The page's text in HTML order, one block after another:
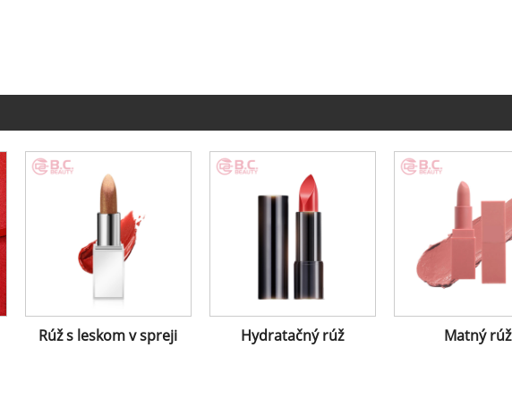
Rúž s leskom v spreji Hydratačný rúž Matný rúž